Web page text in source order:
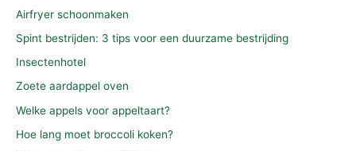
Airfryer schoonmaken
Spint bestrijden: 3 tips voor een duurzame bestrijding
Insectenhotel
Zoete aardappel oven
Welke appels voor appeltaart?
Hoe lang moet broccoli koken?